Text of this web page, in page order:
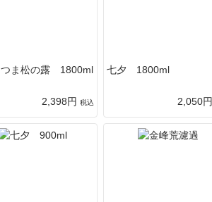
つま松の露 1800ml
2,398円 税込
七夕 1800ml
2,050円